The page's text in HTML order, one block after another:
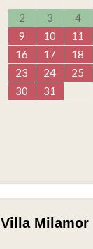
2
3 4
9
10 11
16
17 18
23
24 25
30
31
Villa Milamor